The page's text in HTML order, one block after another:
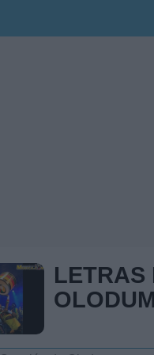
LETRAS